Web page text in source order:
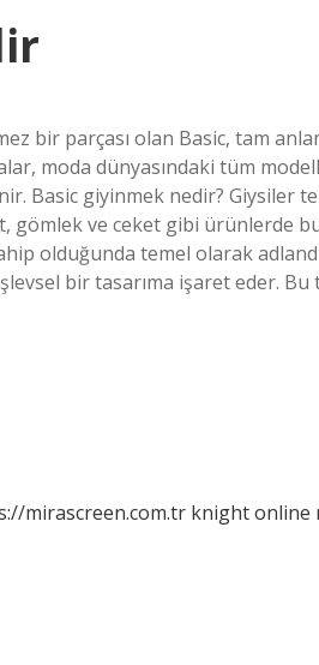
bir parçası olan Basic, tam
moda dünyasındaki tüm
Basic giyinmek nedir? Giysiler
gömlek ve ceket gibi ürünlerde
olduğunda temel olarak
bir tasarıma işaret eder.
mirascreen.com.tr knight online